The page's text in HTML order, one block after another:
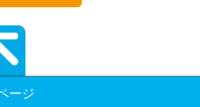
ージ